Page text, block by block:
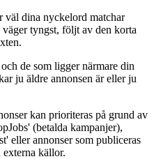
väl dina nyckelord matchar
tyngst, följt av den korta
de som ligger närmare din
ju äldre annonsen är eller ju
kan prioriteras på grund av
(betalda kampanjer),
eller annonser som publiceras
källor.